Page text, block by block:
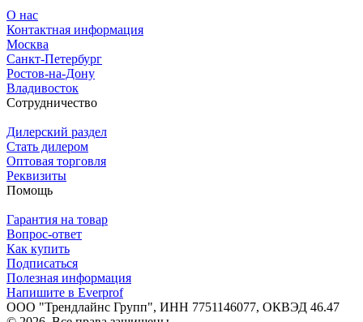
О нас
Контактная информация
Москва
Санкт-Петербург
Ростов-на-Дону
Владивосток
Сотрудничество
Дилерский раздел
Стать дилером
Оптовая торговля
Реквизиты
Помощь
Гарантия на товар
Вопрос-ответ
Как купить
Подписаться
Полезная информация
Напишите в Everprof
ООО "Трендлайнс Групп", ИНН 7751146077, ОКВЭД 46.47